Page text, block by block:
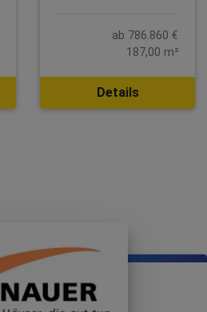
ab 786.860 €
187,00 m²
Details